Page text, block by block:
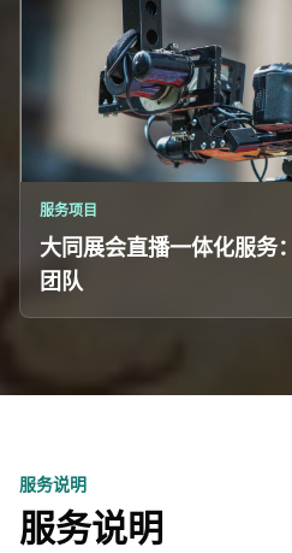
服务项目
大同展会直播一体化服务
团队
服务说明
服务说明